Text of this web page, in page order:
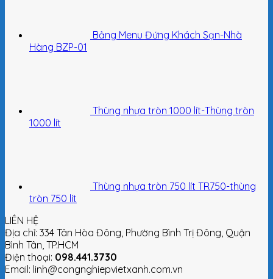
Bảng Menu Đứng Khách Sạn-Nhà
Hàng BZP-01
Thùng nhựa tròn 1000 lít-Thùng tròn
1000 lít
Thùng nhựa tròn 750 lít TR750-thùng
tròn 750 lít
LIÊN HỆ
Địa chỉ: 334 Tân Hòa Đông, Phường Bình Trị Đông, Quận
Bình Tân, TP.HCM
Điện thoại: 098.441.3730
Email: linh@congnghiepvietxanh.com.vn